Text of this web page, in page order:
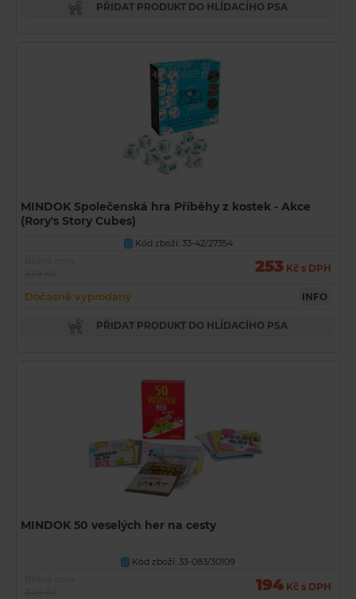
PŘIDAT PRODUKT DO HLÍDACÍHO PSA
MINDOK Společenská hra Příběhy z kostek - Akce
(Rory's Story Cubes)
U Kód zboží: 33-42/27354
253 Kč s DPH
Dočasně vyprodaný INFO
PŘIDAT PRODUKT DO HLÍDACÍHO PSA
MINDOK 50 veselých her na cesty
U
Kód zboží: 33-083/30109
194 Kč s DPH